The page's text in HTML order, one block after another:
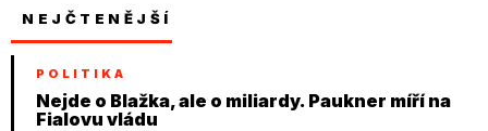
NEJČTENĚJŠÍ
POLITIKA
Nejde o Blažka, ale o miliardy. Paukner míří na
Fialovu vládu